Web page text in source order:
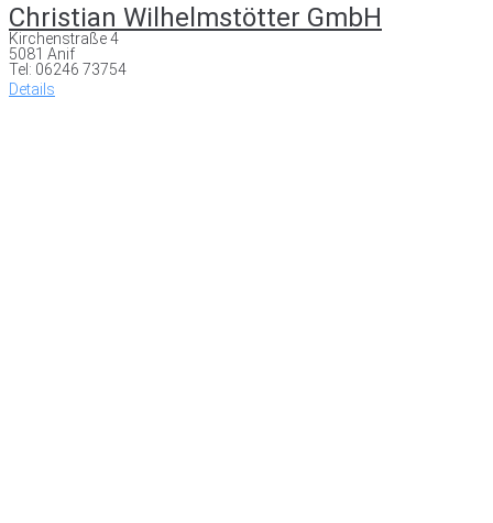
Christian Wilhelmstötter GmbH
Kirchenstraße 4
5081 Anif
Tel: 06246 73754
Details